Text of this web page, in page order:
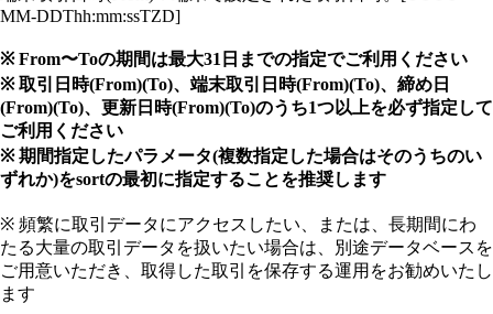
MM-DDThh:mm:ssTZD]
※ From〜Toの期間は最大31日までの指定でご利用ください
※ 取引日時(From)(To)、端末取引日時(From)(To)、締め日
(From)(To)、更新日時(From)(To)のうち1つ以上を必ず指定して
ご利用ください
※ 期間指定したパラメータ(複数指定した場合はそのうちのい
ずれか)をsortの最初に指定することを推奨します
※ 頻繁に取引データにアクセスしたい、または、長期間にわ
たる大量の取引データを扱いたい場合は、別途データベースを
ご用意いただき、取得した取引を保存する運用をお勧めいたし
ます